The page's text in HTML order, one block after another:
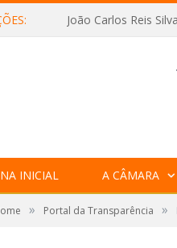
João Carlos Reis Silva
INICIAL A CÂMARA
» Portal da Transparência »